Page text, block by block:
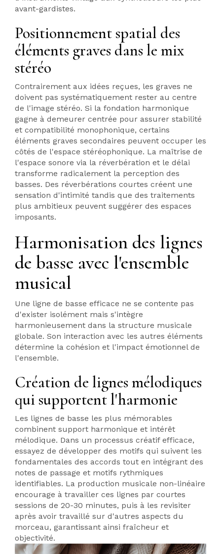
avant-gardistes.
Positionnement spatial des
éléments graves dans le mix
stéréo
Contrairement aux idées reçues, les graves ne
doivent pas systématiquement rester au centre
de l'image stéréo. Si la fondation harmonique
gagne à demeurer centrée pour assurer stabilité
et compatibilité monophonique, certains
éléments graves secondaires peuvent occuper les
côtés de l'espace stéréophonique. La maîtrise de
l'espace sonore via la réverbération et le délai
transforme radicalement la perception des
basses. Des réverbérations courtes créent une
sensation d'intimité tandis que des traitements
plus ambitieux peuvent suggérer des espaces
imposants.
Harmonisation des lignes
de basse avec l'ensemble
musical
Une ligne de basse efficace ne se contente pas
d'exister isolément mais s'intègre
harmonieusement dans la structure musicale
globale. Son interaction avec les autres éléments
détermine la cohésion et l'impact émotionnel de
l'ensemble.
Création de lignes mélodiques
qui supportent l'harmonie
Les lignes de basse les plus mémorables
combinent support harmonique et intérêt
mélodique. Dans un processus créatif efficace,
essayez de développer des motifs qui suivent les
fondamentales des accords tout en intégrant des
notes de passage et motifs rythmiques
identifiables. La production musicale non-linéaire
encourage à travailler ces lignes par courtes
sessions de 20-30 minutes, puis à les revisiter
après avoir travaillé sur d'autres aspects du
morceau, garantissant ainsi fraîcheur et
objectivité.